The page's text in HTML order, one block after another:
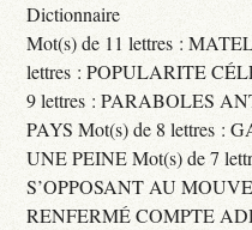
Dictionnaire
Mot(s) de 11 lettres :
lettres : POPULARITE
9 lettres : PARABOLES
PAYS Mot(s) de 8 lettres :
UNE PEINE Mot(s) de 7
S’OPPOSANT AU
RENFERMÉ COMPTE